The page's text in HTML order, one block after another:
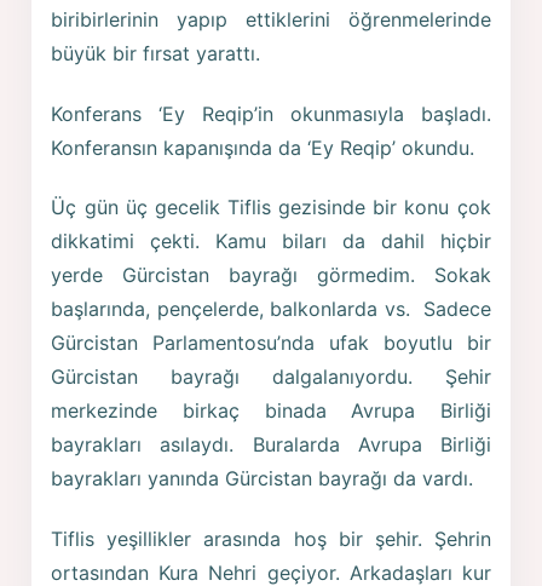
biribirlerinin yapıp ettiklerini öğrenmelerinde
büyük bir fırsat yarattı.
Konferans ‘Ey Reqip’in okunmasıyla başladı.
Konferansın kapanışında da ‘Ey Reqip’ okundu.
Üç gün üç gecelik Tiflis gezisinde bir konu çok
dikkatimi çekti. Kamu biları da dahil hiçbir
yerde Gürcistan bayrağı görmedim. Sokak
başlarında, pençelerde, balkonlarda vs. Sadece
Gürcistan Parlamentosu’nda ufak boyutlu bir
Gürcistan bayrağı dalgalanıyordu. Şehir
merkezinde birkaç binada Avrupa Birliği
bayrakları asılaydı. Buralarda Avrupa Birliği
bayrakları yanında Gürcistan bayrağı da vardı.
Tiflis yeşillikler arasında hoş bir şehir. Şehrin
ortasından Kura Nehri geçiyor. Arkadaşları kur